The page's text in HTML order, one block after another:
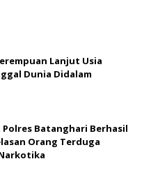
Lanjut Usia
Dunia Didalam
Polres Batanghari Berhasil
Orang Terduga